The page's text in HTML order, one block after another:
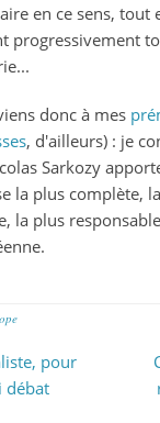
en ce sens, tout
progressivement
donc à mes
, d'ailleurs) : je
Sarkozy
la plus complète,
la plus
pour
débat